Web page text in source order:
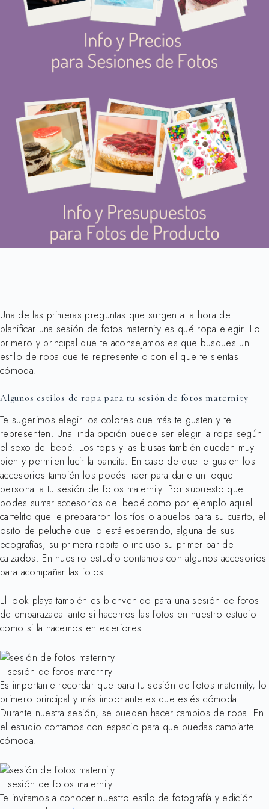
Una de las primeras preguntas que surgen a la hora de
planificar una sesión de fotos maternity es qué ropa elegir. Lo
primero y principal que te aconsejamos es que busques un
estilo de ropa que te represente o con el que te sientas
cómoda.
Algunos estilos de ropa para tu sesión de fotos maternity
Te sugerimos elegir los colores que más te gusten y te
representen. Una linda opción puede ser elegir la ropa según
el sexo del bebé. Los tops y las blusas también quedan muy
bien y permiten lucir la pancita. En caso de que te gusten los
accesorios también los podés traer para darle un toque
personal a tu sesión de fotos maternity. Por supuesto que
podes sumar accesorios del bebé como por ejemplo aquel
cartelito que le prepararon los tíos o abuelos para su cuarto, el
osito de peluche que lo está esperando, alguna de sus
ecografías, su primera ropita o incluso su primer par de
calzados. En nuestro estudio contamos con algunos accesorios
para acompañar las fotos.
El look playa también es bienvenido para una sesión de fotos
de embarazada tanto si hacemos las fotos en nuestro estudio
como si la hacemos en exteriores.
sesión de fotos maternity
Es importante recordar que para tu sesión de fotos maternity, lo
primero principal y más importante es que estés cómoda.
Durante nuestra sesión, se pueden hacer cambios de ropa! En
el estudio contamos con espacio para que puedas cambiarte
cómoda.
sesión de fotos maternity
Te invitamos a conocer nuestro estilo de fotografía y edición